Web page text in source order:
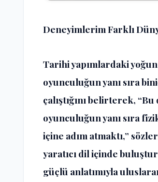
Deneyimlerim Farklı
Tarihi yapımlardaki
oyunculuğun yanı sıra
çalıştığını belirterek,
oyunculuğun yanı sıra
içine adım atmaktı,”
yaratıcı dil içinde
güçlü anlatımıyla